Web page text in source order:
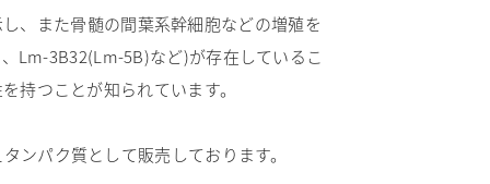
、また骨髄の間葉系幹細胞などの増殖を
Lm-3B32(Lm-5B)など)が存在しているこ
持つことが知られています。
パク質として販売しております。